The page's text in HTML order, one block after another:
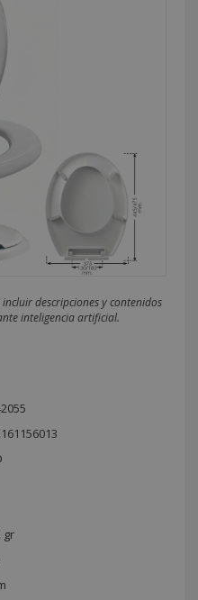
descripciones y contenidos
inteligencia artificial.
gr